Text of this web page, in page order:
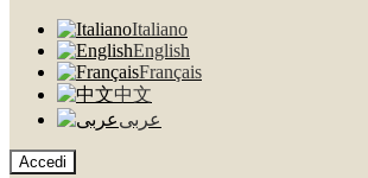
Italiano
English
Français
中文
عربى
Accedi